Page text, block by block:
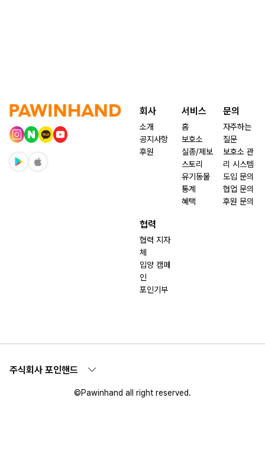
회사
소개
공지사항
후원
서비스
홈
보호소
실종/제보
스토리
유기동물
통계
혜택
문의
자주하는
질문
보호소 관
리 시스템
도입 문의
협업 문의
후원 문의
협력
협력 지자
체
입양 캠페
인
포인기부
주식회사 포인핸드
©Pawinhand all right reserved.